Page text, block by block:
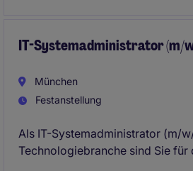
IT-Systemadministrator (m/
München
Festanstellung
Als IT-Systemadministrator (m/
Technologiebranche sind Sie für